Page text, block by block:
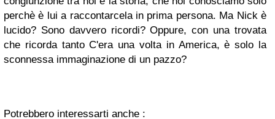
perchè è lui a raccontarcela in prima persona. Ma Nickè
lucido? Sono davvero ricordi? Oppure, con una trovata
che ricorda tantoC'era una volta in America, è solo la
sconnessa immaginazione di un pazzo?
Potrebbero interessarti anche :